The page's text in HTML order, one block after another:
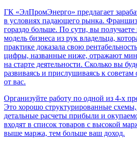
ГК «ЭлПромЭнерго» предлагает
в условиях падающего рынка.
гораздо больше. По сути, вы
модель бизнеса из рук владельца,
практике доказала свою
цифры, названные ниже, отражают
на старте деятельности. Сколько вы
развиваясь и прислушиваясь к советам
от вас.
Организуйте работу по одной из 4-х
Это хорошо структурированные
детальные расчеты прибыли и
входят в список товаров с высокой
выше маржа, тем больше ваш доход.